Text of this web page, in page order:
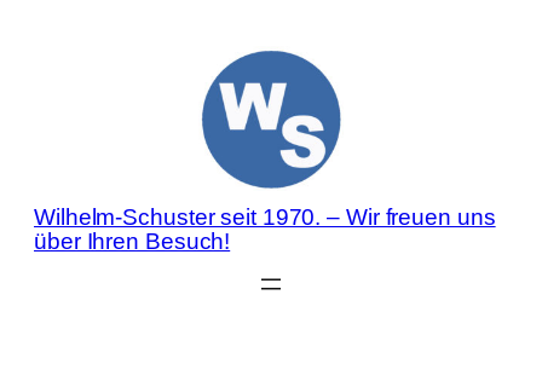
Wilhelm-Schuster seit 1970. – Wir freuen uns
über Ihren Besuch!